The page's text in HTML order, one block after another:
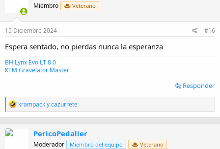
Miembro Veterano
15 Diciembre 2024 #16
Espera sentado, no pierdas nunca la esperanza
BH Lynx Evo LT 8.0
KTM Gravelator Master
Responder
R
e
a
krampackycazurrete
PericoPedalier
Moderador Miembro del equipo Veterano